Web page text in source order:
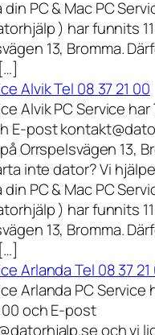
din PC & Mac PC
) har funnits
13, Bromma.
Alvik Tel 08 37 21 00
Alvik PC Service
E-post
Orrspelsvägen 13,
inte dator? Vi
din PC & Mac PC
) har funnits
13, Bromma.
Arlanda Tel 08 37 21
Arlanda PC Service
00 och E-post
och vi